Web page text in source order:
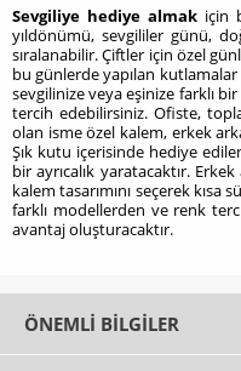
Sevgiliye hediye almakiçin
yıldönümü, sevgililer günü,
sıralanabilir. Çiftler için özel
bu günlerde yapılan kutlamalar
sevgilinize veya eşinize farklı
tercih edebilirsiniz. Ofiste,
olan isme özel kalem, erkek
Şık kutu içerisinde hediye
bir ayrıcalık yaratacaktır.
kalem tasarımını seçerek
farklı modellerden ve renk
avantaj oluşturacaktır.
ÖNEMLI BILGILER